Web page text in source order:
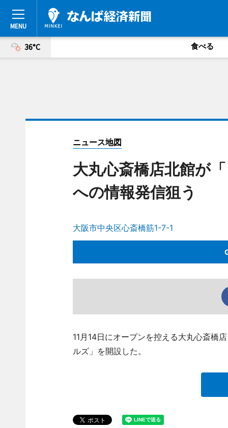
36°C 食べる
ニュース地図
大丸心斎橋店北館が
への情報発信狙う
大阪市中央区心斎橋筋1-7-1
11月14日にオープンを控える大丸心斎橋
ルズ」を開設した。